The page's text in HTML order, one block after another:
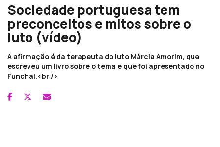
Sociedade portuguesa tem
preconceitos e mitos sobre o
luto (vídeo)
A afirmação é da terapeuta do luto Márcia Amorim, que
escreveu um livro sobre o tema e que foi apresentado no
Funchal.<br />